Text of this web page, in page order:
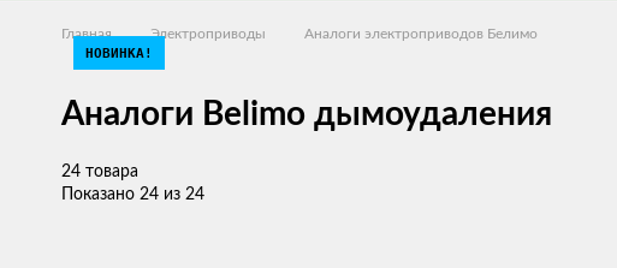
Главная Электроприводы Аналоги электроприводов Белимо
Аналоги Belimo дымоудаления
24 товара
Показано 24 из 24
НОВИНКА!
НОВИНКА!
НОВИНКА!